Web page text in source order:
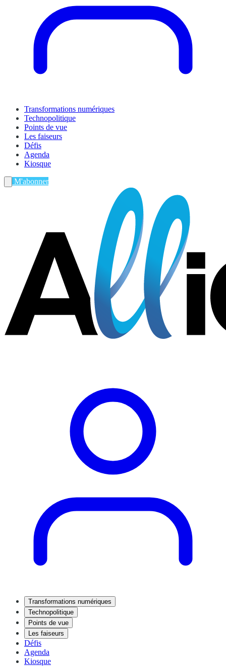
Transformations numériques
Technopolitique
Points de vue
Les faiseurs
Défis
Agenda
Kiosque
M'abonner
Transformations numériques
Technopolitique
Points de vue
Les faiseurs
Défis
Agenda
Kiosque